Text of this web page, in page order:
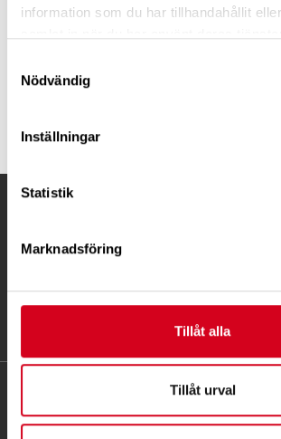
information som du har tillhandahållit
Nödvändig
Inställningar
Statistik
Marknadsföring
Tillåt alla
Tillåt urval